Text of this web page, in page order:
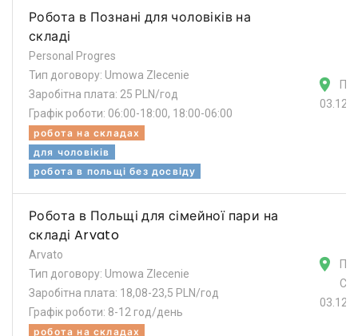
Робота в Познані для чоловіків на
складі
Personal Progres
Тип договору: Umowa Zlecenie
Заробітна плата: 25 PLN/год
Графік роботи: 06:00-18:00, 18:00-06:00
робота на складах
для чоловіків
робота в польщі без досвіду
Робота в Польщі для сімейної пари на
складі Arvato
Arvato
Тип договору: Umowa Zlecenie
Заробітна плата: 18,08-23,5 PLN/год
Графік роботи: 8-12 год/день
робота на складах